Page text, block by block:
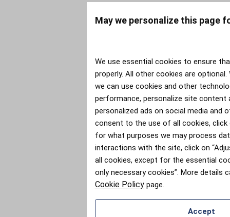
May we personalize this page
We use essential cookies to ensure
properly. All other cookies are optional.
we can use cookies and other
performance, personalize site content
personalized ads on social media and
consent to the use of all cookies, click
for what purposes we may process
interactions with the site, click on
all cookies, except for the essential
only necessary cookies”. More details
Cookie Policypage.
Accept